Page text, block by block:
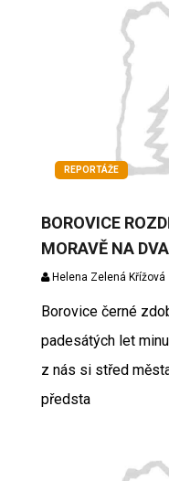
REPORTÁŽE
BOROVICE
MORAVĚ NA
Helena Zelená Křížová
Borovice černé
padesátých let
z nás si střed
předsta